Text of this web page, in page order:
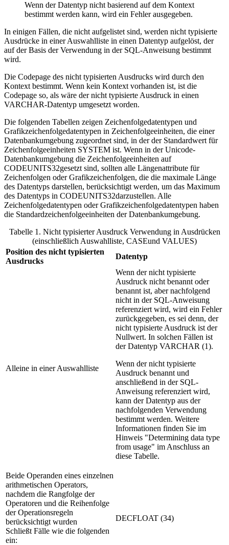
Wenn der Datentyp nicht basierend auf dem Kontext
bestimmt werden kann, wird ein Fehler ausgegeben.
In einigen Fällen, die nicht aufgelistet sind, werden nicht typisierte
Ausdrücke in einer Auswahlliste in einen Datentyp aufgelöst, der
auf der Basis der Verwendung in der SQL-Anweisung bestimmt
wird.
Die Codepage des nicht typisierten Ausdrucks wird durch den
Kontext bestimmt. Wenn kein Kontext vorhanden ist, ist die
Codepage so, als wäre der nicht typisierte Ausdruck in einen
VARCHAR-Datentyp umgesetzt worden.
Die folgenden Tabellen zeigen Zeichenfolgedatentypen und
Grafikzeichenfolgedatentypen in Zeichenfolgeeinheiten, die einer
Datenbankumgebung zugeordnet sind, in der der Standardwert für
Zeichenfolgeeinheiten SYSTEM ist. Wenn in der Unicode-
Datenbankumgebung die Zeichenfolgeeinheiten auf
CODEUNITS32gesetzt sind, sollten alle Längenattribute für
Zeichenfolgen oder Grafikzeichenfolgen, die die maximale Länge
des Datentyps darstellen, berücksichtigt werden, um das Maximum
des Datentyps in CODEUNITS32darzustellen. Alle
Zeichenfolgedatentypen oder Grafikzeichenfolgedatentypen haben
die Standardzeichenfolgeeinheiten der Datenbankumgebung.
Tabelle 1. Nicht typisierterAusdruckVerwendung in Ausdrücken
(einschließlich Auswahlliste, CASEund VALUES)
Position des nicht typisierten
Ausdrucks
Datentyp
Alleine in einer Auswahlliste
Wenn der nicht typisierte
Ausdruck nicht benannt oder
benannt ist, aber nachfolgend
nicht in der SQL-Anweisung
referenziert wird, wird ein Fehler
zurückgegeben, es sei denn, der
nicht typisierte Ausdruck ist der
Nullwert. In solchen Fällen ist
der Datentyp VARCHAR (1).
Wenn der nicht typisierte
Ausdruck benannt und
anschließend in der SQL-
Anweisung referenziert wird,
kann der Datentyp aus der
nachfolgenden Verwendung
bestimmt werden. Weitere
Informationen finden Sie im
Hinweis "Determining data type
from usage" im Anschluss an
diese Tabelle.
Beide Operanden eines einzelnen
arithmetischen Operators,
nachdem die Rangfolge der
Operatoren und die Reihenfolge
der Operationsregeln
berücksichtigt wurden
Schließt Fälle wie die folgenden
ein:
DECFLOAT (34)